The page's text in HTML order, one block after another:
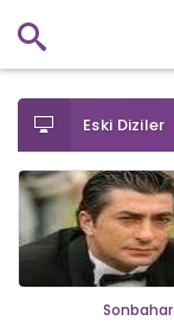
Eski Diziler
Sonbahar